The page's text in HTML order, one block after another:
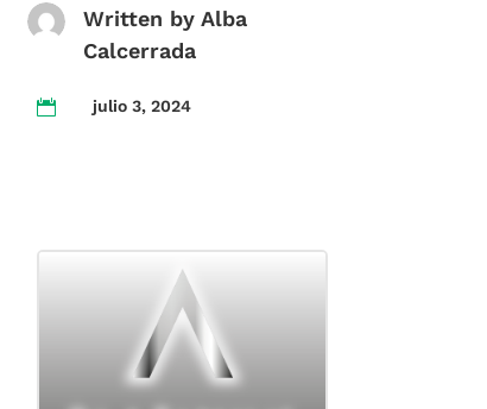
Written byAlba
Calcerrada
 julio 3, 2024